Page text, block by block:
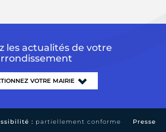
les actualités de votre
: partiellement conforme Presse